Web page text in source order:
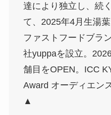
達により独立し、続
て、2025年4月生湯
ファストフードブラ
社yuppaを設立。
舗目をOPEN。ICC
Award オーディエン
▲